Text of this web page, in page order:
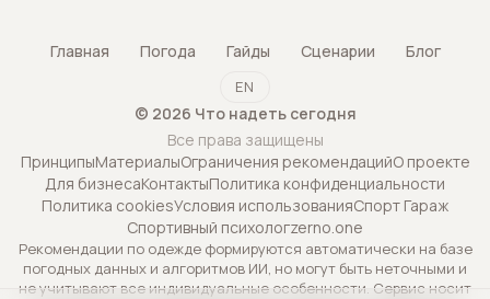
Главная Погода Гайды Сценарии Блог
EN
© 2026 Что надеть сегодня
Все права защищены
ПринципыМатериалыОграничения рекомендацийО проекте
Для бизнесаКонтактыПолитика конфиденциальности
Политика cookiesУсловия использованияСпорт Гараж
Спортивный психологzerno.one
Рекомендации по одежде формируются автоматически на базе
погодных данных и алгоритмов ИИ, но могут быть неточными и
не учитывают все индивидуальные особенности. Сервис носит